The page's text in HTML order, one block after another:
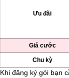
Ưu đãi
Giá cước
Chu kỳ
Khi đăng ký gói bạn